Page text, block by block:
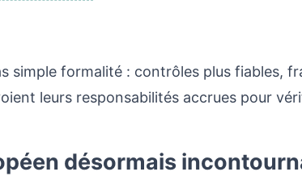
simple formalité : contrôles plus fiables,
leurs responsabilités accrues pour
désormais